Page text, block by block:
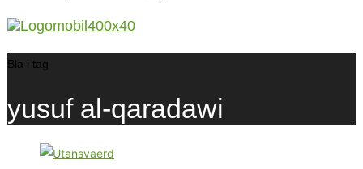
Bla i tag
yusuf al-qaradawi